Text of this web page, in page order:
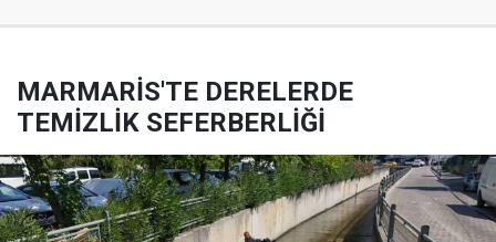
MARMARİS'TE DERELERDE
TEMİZLİK SEFERBERLİĞİ